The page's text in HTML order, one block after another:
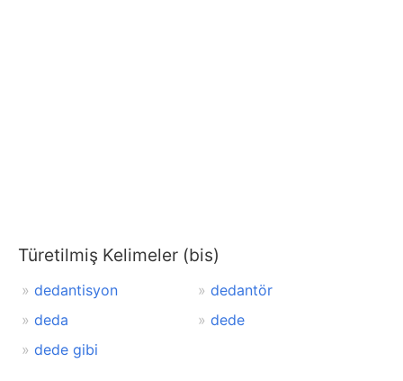
Türetilmiş Kelimeler (bis)
dedantisyon
dedantör
deda
dede
dede gibi